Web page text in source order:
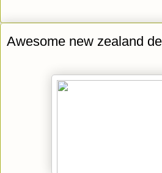
Awesome new zealand